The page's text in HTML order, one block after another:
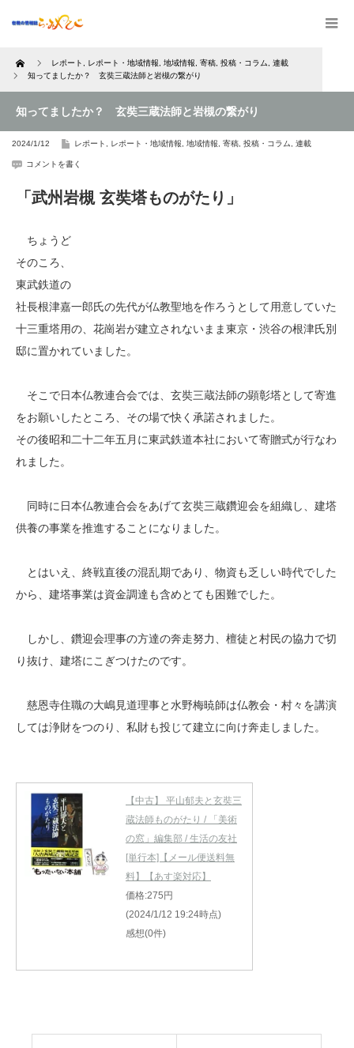
Home レポート レポート・地域情報 地域情報 寄稿 投稿・コラム
連載
知ってましたか？ 玄奘三蔵法師と岩槻の繋がり
知ってましたか？ 玄奘三蔵法師と岩槻の繋がり
2024/1/12 レポート レポート・地域情報 地域情報 寄稿 投稿・コラム 連載
コメントを書く
「武州岩槻 玄奘塔ものがたり」
ちょうど
そのころ、
東武鉄道の
社長根津嘉一郎氏の先代が仏教聖地を作ろうとして用意していた
十三重塔用の、花崗岩が建立されないまま東京・渋谷の根津氏別
邸に置かれていました。
そこで日本仏教連合会では、玄奘三蔵法師の顕彰塔として寄進
をお願いしたところ、その場で快く承諾されました。
その後昭和二十二年五月に東武鉄道本社において寄贈式が行なわ
れました。
同時に日本仏教連合会をあげて玄奘三蔵鑽迎会を組織し、建塔
供養の事業を推進することになりました。
とはいえ、終戦直後の混乱期であり、物資も乏しい時代でした
から、建塔事業は資金調達も含めとても困難でした。
しかし、鑽迎会理事の方達の奔走努力、檀徒と村民の協力で切
り抜け、建塔にこぎつけたのです。
慈恩寺住職の大嶋見道理事と水野梅暁師は仏教会・村々を講演
しては浄財をつのり、私財も投じて建立に向け奔走しました。
【中古】 平山郁夫と玄奘三
蔵法師ものがたり / 「美術
の窓」編集部 / 生活の友社
[単行本]【メール便送料無
料】【あす楽対応】
価格:275円
(2024/1/12 19:24時点)
感想(0件)